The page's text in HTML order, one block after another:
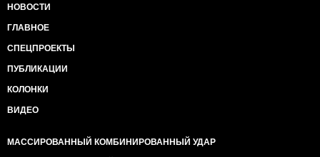
НОВОСТИ
ГЛАВНОЕ
СПЕЦПРОЕКТЫ
ПУБЛИКАЦИИ
КОЛОНКИ
ВИДЕО
МАССИРОВАННЫЙ КОМБИНИРОВАННЫЙ УДАР